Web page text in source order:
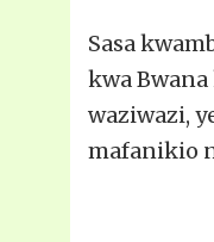
Sasa
kwa
waziwazi,
mafanikio